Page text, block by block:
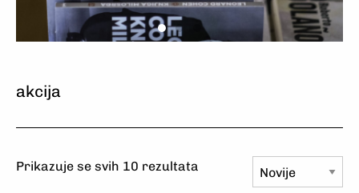
akcija
Prikazuje se svih 10 rezultata